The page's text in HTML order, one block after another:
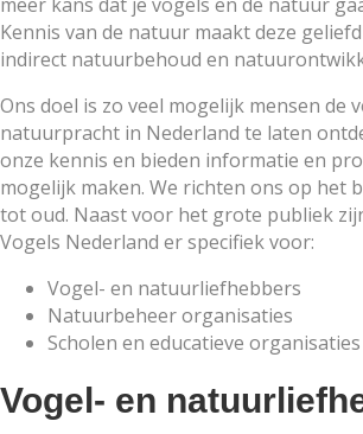
Kennis van de natuur maakt deze
indirect natuurbehoud en
Ons doel is zo veel mogelijk mensen de
natuurpracht in Nederland te laten
onze kennis en bieden informatie en
mogelijk maken. We richten ons op het
tot oud. Naast voor het grote publiek
Vogels Nederland er specifiek voor:
Vogel- en natuurliefhebbers
Natuurbeheer organisaties
Scholen en educatieve organisaties
Vogel- en